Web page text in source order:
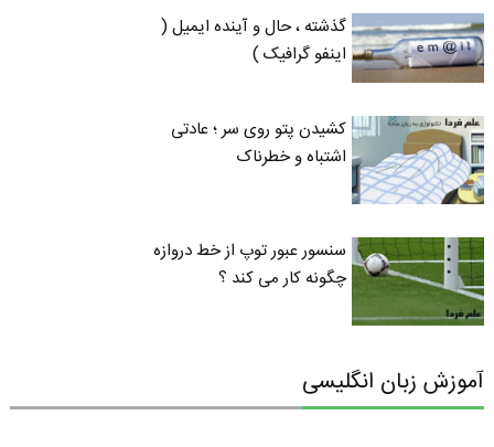
گذشته ، حال و آینده ایمیل (
اینفو گرافیک )
کشیدن پتو روی سر ؛ عادتی
اشتباه و خطرناک
سنسور عبور توپ از خط دروازه
چگونه کار می کند ؟
آموزش زبان انگلیسی